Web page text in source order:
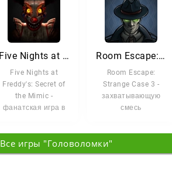
Five Nights at Freddy's: Secret of the Mimic
Five Nights at
Freddy's: Secret of
the Mimic -
фанатская игра в
Room Escape: Strange Case 3
Room Escape:
Strange Case 3 -
захватывающую
смесь
формате комнаты
Все игры "Головоломки"